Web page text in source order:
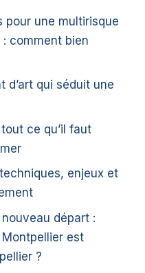
pour une multirisque
comment bien
d’art qui séduit une
ce qu’il faut
enjeux et
départ :
est
?